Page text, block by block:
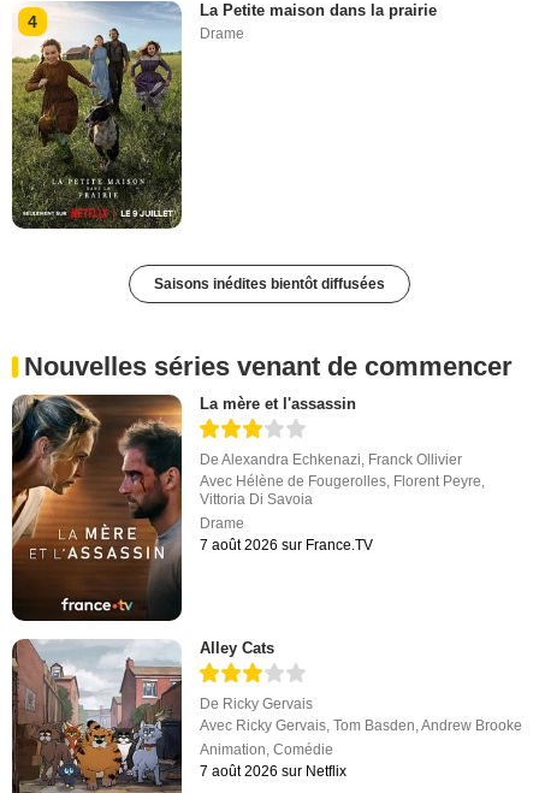
4
La Petite maison dans la prairie
Drame
Saisons inédites bientôt diffusées
Nouvelles séries venant de commencer
La mère et l'assassin
DeAlexandra Echkenazi Franck Ollivier
Avec Hélène de Fougerolles Florent Peyre
Vittoria Di Savoia
Drame
7 août 2026 sur France.TV
Alley Cats
De Ricky Gervais
Avec Ricky Gervais,Tom Basden,Andrew Brooke
Animation,Comédie
7 août 2026 sur Netflix